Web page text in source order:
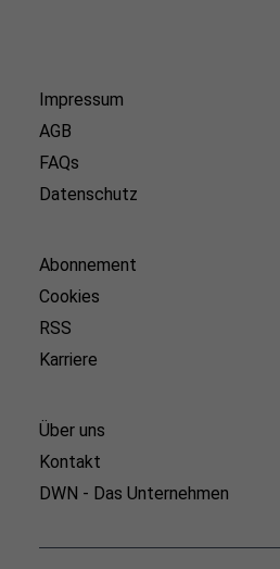
Impressum
AGB
FAQs
Datenschutz
Abonnement
Cookies
RSS
Karriere
Über uns
Kontakt
DWN - Das Unternehmen